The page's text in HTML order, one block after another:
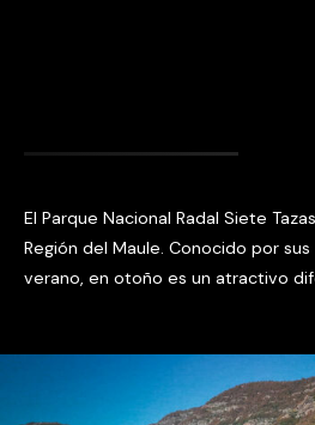
El Parque Nacional Radal Siete
Región del Maule. Conocido por
verano, en otoño es un atractivo